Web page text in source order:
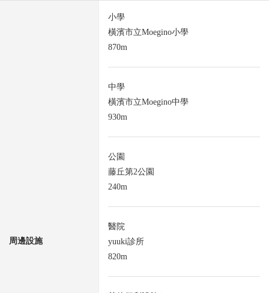
周邊設施
小學
橫濱市立Moegino小學
870m
中學
橫濱市立Moegino中學
930m
公園
藤丘第2公園
240m
醫院
yuuki診所
820m